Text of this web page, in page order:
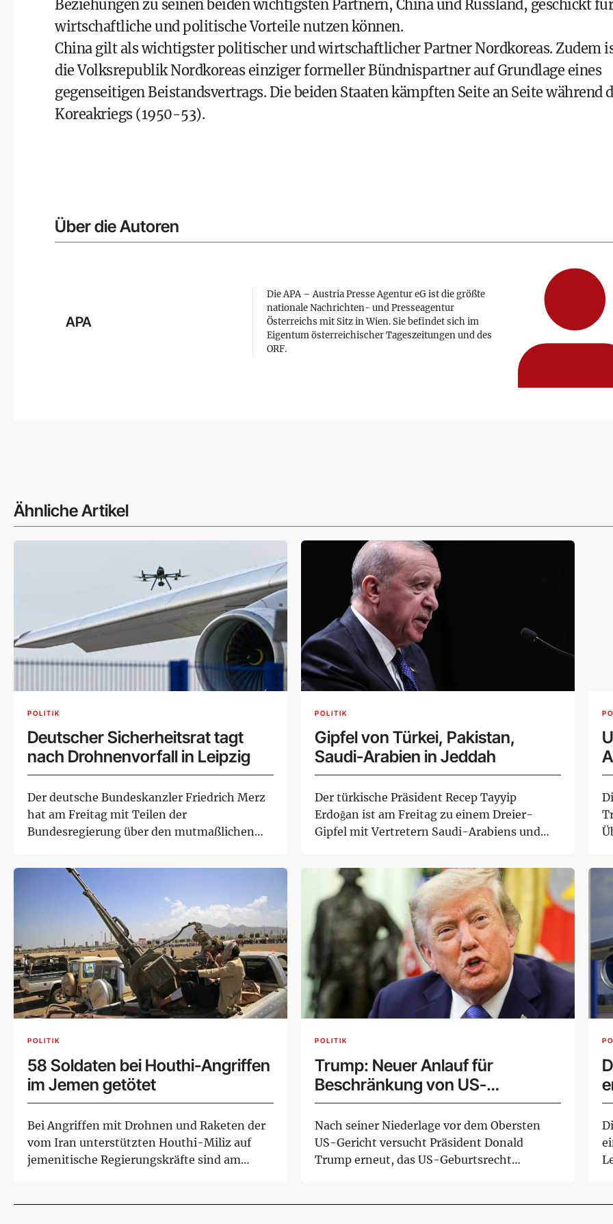
Beziehungen zu seinen beiden wichtigsten Partnern, China und Russland, geschickt für
wirtschaftliche und politische Vorteile nutzen können.
China gilt als wichtigster politischer und wirtschaftlicher Partner Nordkoreas. Zudem
die Volksrepublik Nordkoreas einziger formeller Bündnispartner auf Grundlage eines
gegenseitigen Beistandsvertrags. Die beiden Staaten kämpften Seite an Seite während
Koreakriegs (1950-53).
Über die Autoren
APA
Die APA – Austria Presse Agentur eG ist die größte
nationale Nachrichten- und Presseagentur
Österreichs mit Sitz in Wien. Sie befindet sich im
Eigentum österreichischer Tageszeitungen und des
ORF.
Ähnliche Artikel
POLITIK
Deutscher Sicherheitsrat tagt
nach Drohnenvorfall in Leipzig
Der deutsche Bundeskanzler Friedrich Merz
hat am Freitag mit Teilen der
Bundesregierung über den mutmaßlichen
POLITIK
Gipfel von Türkei, Pakistan,
Saudi-Arabien in Jeddah
Der türkische Präsident Recep Tayyip
Erdoğan ist am Freitag zu einem Dreier-
Gipfel mit Vertretern Saudi-Arabiens und
POLITIK
58 Soldaten bei Houthi-Angriffen
im Jemen getötet
Bei Angriffen mit Drohnen und Raketen der
vom Iran unterstützten Houthi-Miliz auf
jemenitische Regierungskräfte sind am
POLITIK
Trump: Neuer Anlauf für
Beschränkung von US-
Geburtsrecht
Nach seiner Niederlage vor dem Obersten
US-Gericht versucht Präsident Donald
Trump erneut, das US-Geburtsrecht